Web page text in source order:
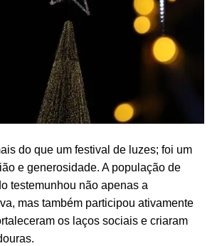
do que um festival de luzes; foi um
e generosidade. A população de
testemunhou não apenas a
mas também participou ativamente
os laços sociais e criaram